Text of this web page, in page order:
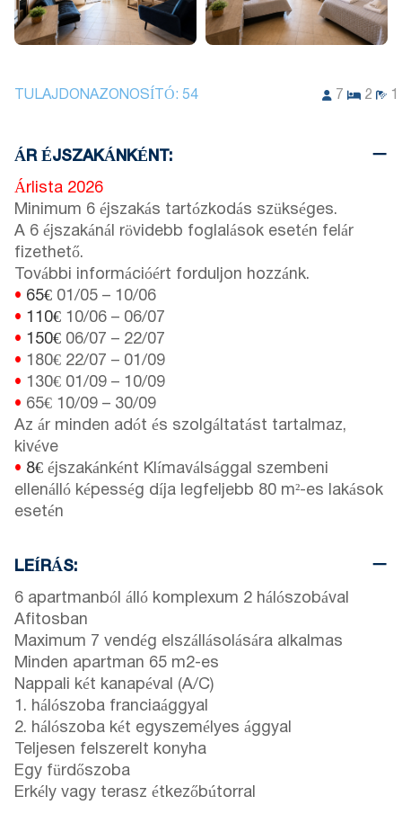
TULAJDONAZONOSÍTÓ: 54 7 2
ÁR ÉJSZAKÁNKÉNT:
Árlista 2026
Minimum 6 éjszakás tartózkodás szükséges.
A 6 éjszakánál rövidebb foglalások esetén felár
fizethető.
További információért forduljon hozzánk.
• 65€ 01/05 – 10/06
• 110€ 10/06 – 06/07
• 150€ 06/07 – 22/07
• 180€ 22/07 – 01/09
• 130€ 01/09 – 10/09
• 65€ 10/09 – 30/09
Az ár minden adót és szolgáltatást tartalmaz,
kivéve
• 8€ éjszakánként Klímaválsággal szembeni
ellenálló képesség díja legfeljebb 80 m²-es lakások
esetén
LEÍRÁS:
6 apartmanból álló komplexum 2 hálószobával
Afitosban
Maximum 7 vendég elszállásolására alkalmas
Minden apartman 65 m2-es
Nappali két kanapéval (A/C)
1. hálószoba franciaággyal
2. hálószoba két egyszemélyes ággyal
Teljesen felszerelt konyha
Egy fürdőszoba
Erkély vagy terasz étkezőbútorral